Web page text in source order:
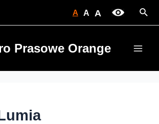
A A A
Prasowe Orange